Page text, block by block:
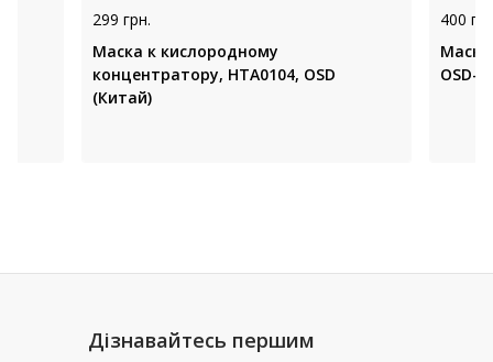
299 грн.
Маска к кислородному
концентратору, НТА0104, OSD
(Китай)
400
OSD-
Дізнавайтесь першим